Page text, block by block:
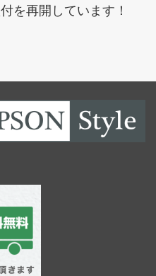
を再開しています！